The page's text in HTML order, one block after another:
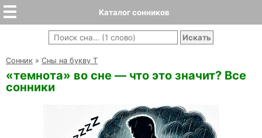
Каталог сонников
Cонник » Сны на букву Т
«темнота» во сне — что это значит? Все
сонники